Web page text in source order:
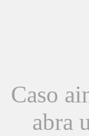
Caso
abra